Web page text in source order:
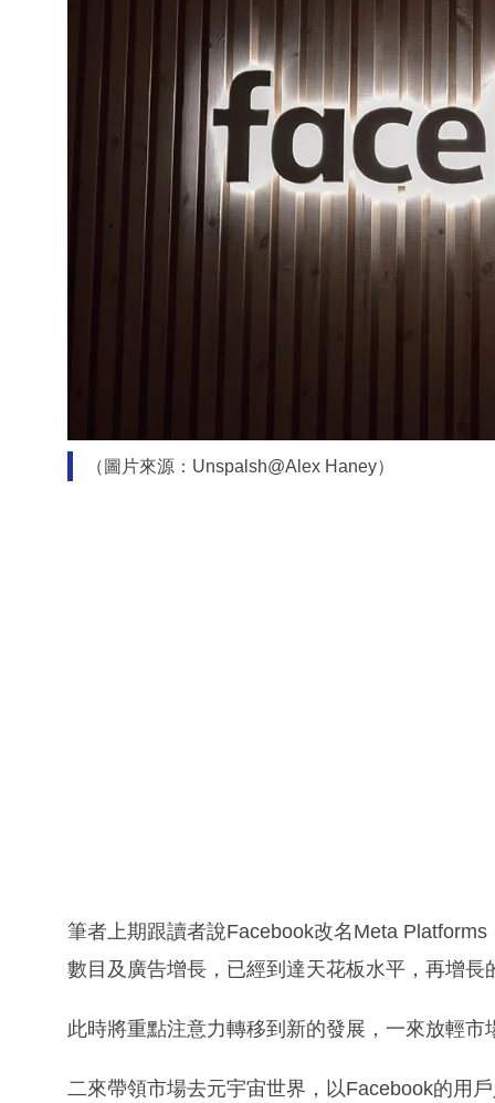
（圖片來源：Unspalsh@Alex Haney）
筆者上期跟讀者說Facebook改名Meta
數目及廣告增長，已經到達天花板水平，再增長
此時將重點注意力轉移到新的發展，一來放輕
二來帶領市場去元宇宙世界，以Facebook的用